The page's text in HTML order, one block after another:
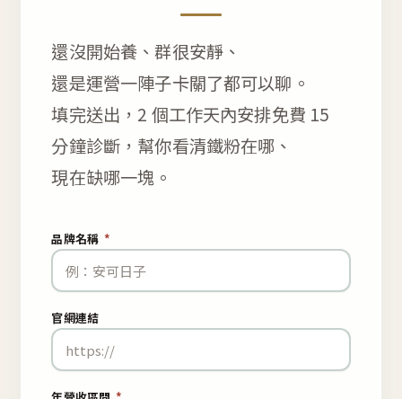
還沒開始養、群很安靜、
還是運營一陣子卡關了都可以聊。
填完送出，2 個工作天內安排免費 15
分鐘診斷，幫你看清鐵粉在哪、
現在缺哪一塊。
品牌名稱 *
官網連結